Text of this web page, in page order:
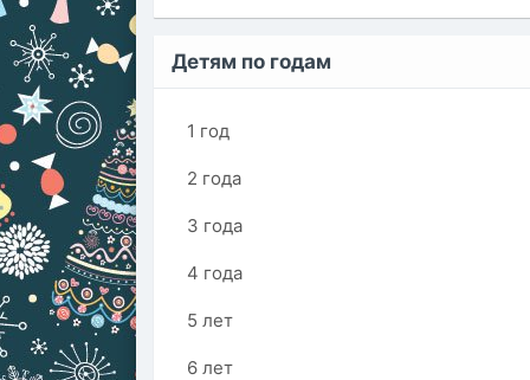
Детям по годам
1 год
2 года
3 года
4 года
5 лет
6 лет